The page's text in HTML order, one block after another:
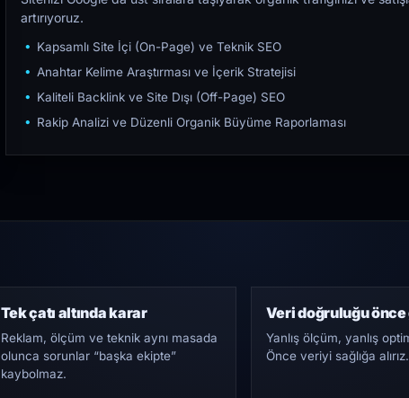
artırıyoruz.
Kapsamlı Site İçi (On-Page) ve Teknik SEO
Anahtar Kelime Araştırması ve İçerik Stratejisi
Kaliteli Backlink ve Site Dışı (Off-Page) SEO
Rakip Analizi ve Düzenli Organik Büyüme Raporlaması
Tek çatı altında karar
Reklam, ölçüm ve teknik aynı masada
olunca sorunlar “başka ekipte”
kaybolmaz.
Veri doğruluğu
Yanlış ölçüm, yanlış
Önce veriyi sağlığa alırız.